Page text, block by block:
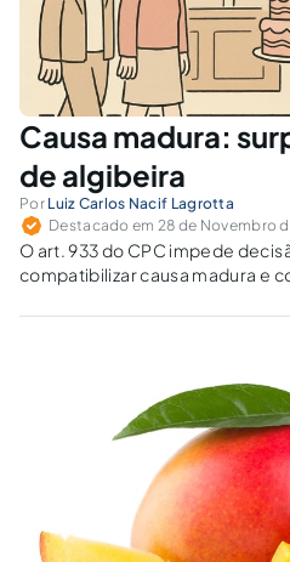
Causa madura:
de algibeira
Por Luiz Carlos Nacif Lagrotta
Destacado em 28 de Novembro
O art. 933 do CPC impede
compatibilizar causa madura e
ou mudança na distribuição do